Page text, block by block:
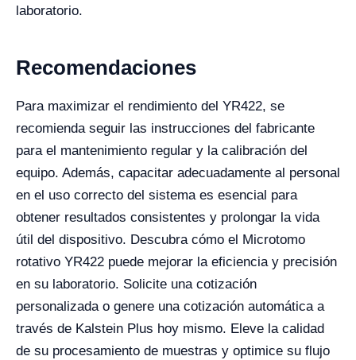
laboratorio.
Recomendaciones
Para maximizar el rendimiento del YR422, se
recomienda seguir las instrucciones del fabricante
para el mantenimiento regular y la calibración del
equipo. Además, capacitar adecuadamente al personal
en el uso correcto del sistema es esencial para
obtener resultados consistentes y prolongar la vida
útil del dispositivo. Descubra cómo el Microtomo
rotativo YR422 puede mejorar la eficiencia y precisión
en su laboratorio. Solicite una cotización
personalizada o genere una cotización automática a
través de Kalstein Plus hoy mismo. Eleve la calidad
de su procesamiento de muestras y optimice su flujo